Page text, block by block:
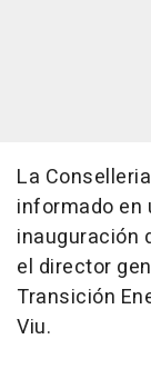
La
informado en
inauguración
el director
Transición
Viu.